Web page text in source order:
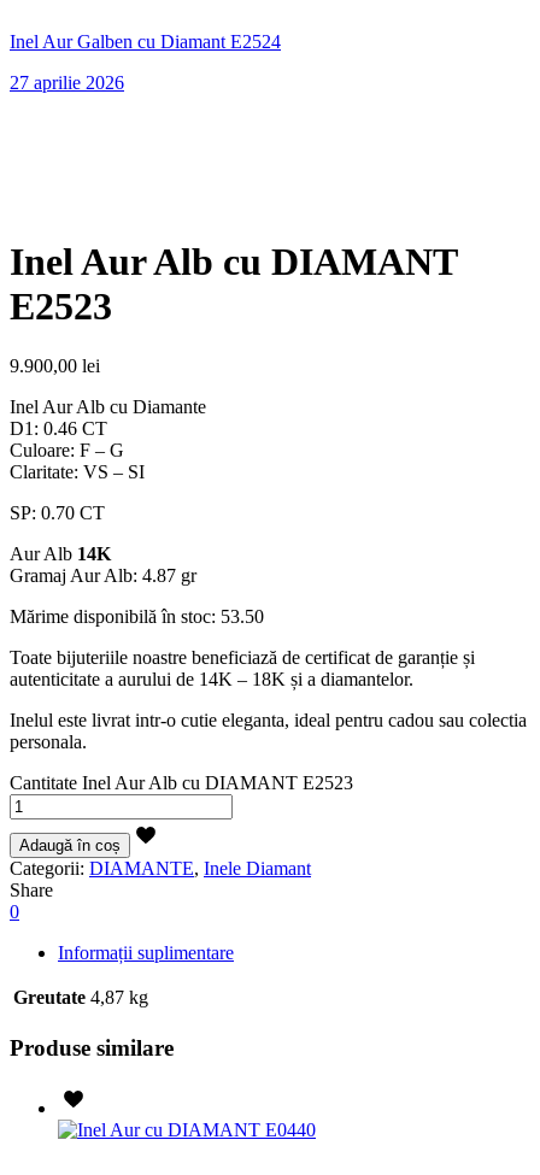
Inel Aur Galben cu Diamant E2524
27 aprilie 2026
Inel Aur Alb cu DIAMANT
E2523
9.900,00 lei
Inel Aur Alb cu Diamante
D1: 0.46 CT
Culoare: F – G
Claritate: VS – SI
SP: 0.70 CT
Aur Alb 14K
Gramaj Aur Alb: 4.87 gr
Mărime disponibilă în stoc: 53.50
Toate bijuteriile noastre beneficiază de certificat de garanție și
autenticitate a aurului de 14K – 18K și a diamantelor.
Inelul este livrat intr-o cutie eleganta, ideal pentru cadou sau colectia
personala.
Cantitate Inel Aur Alb cu DIAMANT E2523
Adaugă în coș
Categorii: DIAMANTE, Inele Diamant
Share
0
Informații suplimentare
Greutate 4,87 kg
Produse similare